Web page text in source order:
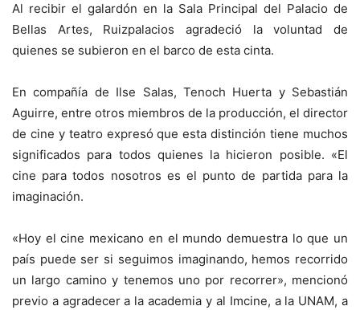
Al recibir el galardón en la Sala Principal del Palacio de
Bellas Artes, Ruizpalacios agradeció la voluntad de
quienes se subieron en el barco de esta cinta.
En compañía de Ilse Salas, Tenoch Huerta y Sebastián
Aguirre, entre otros miembros de la producción, el director
de cine y teatro expresó que esta distinción tiene muchos
significados para todos quienes la hicieron posible. «El
cine para todos nosotros es el punto de partida para la
imaginación.
«Hoy el cine mexicano en el mundo demuestra lo que un
país puede ser si seguimos imaginando, hemos recorrido
un largo camino y tenemos uno por recorrer», mencionó
previo a agradecer a la academia y al Imcine, a la UNAM, a